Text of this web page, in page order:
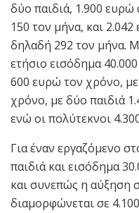
δύο παιδιά, 1.900 ευρώ
150 τον μήνα, και
δηλαδή 292 τον μήνα.
ετήσιο εισόδημα
600 ευρώ τον χρόνο,
χρόνο, με δύο παιδιά
ενώ οι πολύτεκνοι
Για έναν εργαζόμενο
παιδιά και εισόδημα
και συνεπώς η αύξηση
διαμορφώνεται σε